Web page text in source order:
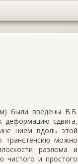
были введены В.Б.
деформацию сдвига,
нием вдоль этой
транстенсию можно
разлома и
чистого и простого